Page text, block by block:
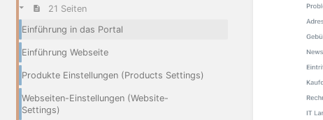
21 Seiten
Einführung in das Portal
Einführung Webseite
Produkte Einstellungen (Products Settings)
Webseiten-Einstellungen (Website-
Settings)